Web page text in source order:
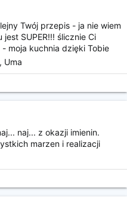
Twój przepis - ja nie wiem
SUPER!!! ślicznie Ci
moja kuchnia dzięki Tobie
Uma
naj... z okazji imienin.
marzen i realizacji